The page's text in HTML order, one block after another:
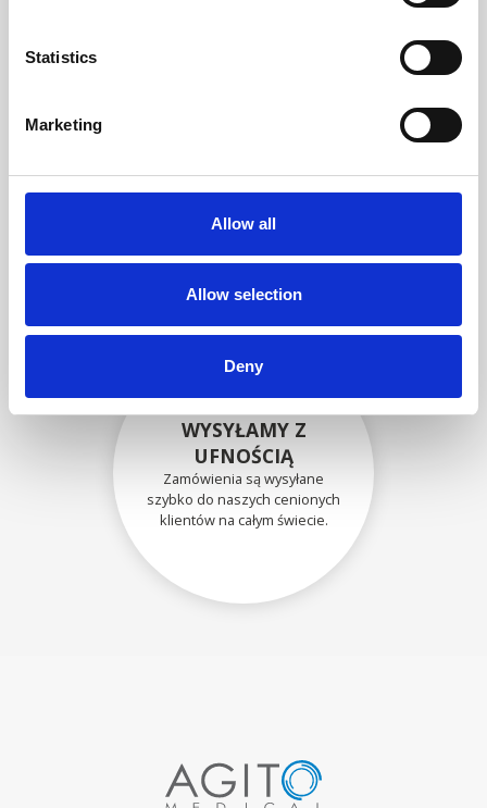
Statistics
Marketing
Allow all
Allow selection
Deny
BEZPIECZNIE
ZAPAKOWANE
Każda pojedyncza część jest
użyciu odpowiednich
materiałów.
WYSYŁAMY Z
UFNOŚCIĄ
Zamówienia są wysyłane
szybko do naszych cenionych
klientów na całym świecie.